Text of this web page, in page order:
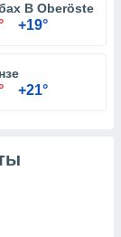
В
+19°
+21°